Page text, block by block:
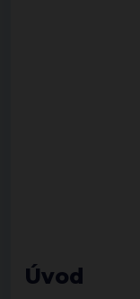
Úvod